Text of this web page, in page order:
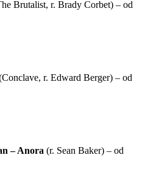
Brutalist, r. Brady Corbet) – od
r. Edward Berger) – od
–Anora (r. Sean Baker) – od